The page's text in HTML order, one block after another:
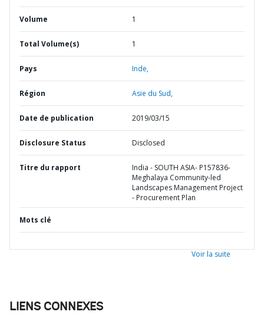
Volume 1
Total Volume(s) 1
Pays Inde,
Région Asie du Sud,
Date de publication 2019/03/15
Disclosure Status Disclosed
Titre du rapport
India - SOUTH ASIA- P157836-
Meghalaya Community-led
Landscapes Management Project
- Procurement Plan
Mots clé
Voir la suite
LIENS CONNEXES